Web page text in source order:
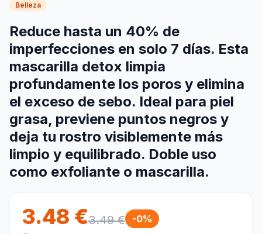
Belleza
Reduce hasta un 40% de
imperfecciones en solo 7 días. Esta
mascarilla detox limpia
profundamente los poros y elimina
el exceso de sebo. Ideal para piel
grasa, previene puntos negros y
deja tu rostro visiblemente más
limpio y equilibrado. Doble uso
como exfoliante o mascarilla.
3.48 €3.49 € -0%